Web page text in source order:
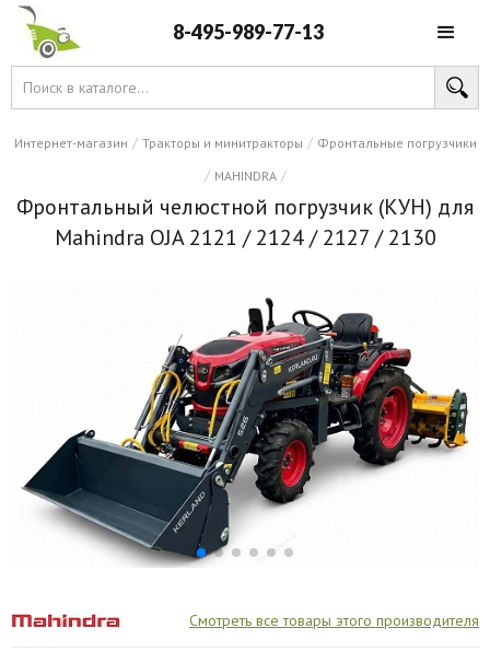
8-495-989-77-13
Интернет-магазин / Тракторы и минитракторы / Фронтальные погрузчики
/ MAHINDRA /
Фронтальный челюстной погрузчик (КУН) для
Mahindra OJA 2121 / 2124 / 2127 / 2130
Смотреть все товары этого производителя